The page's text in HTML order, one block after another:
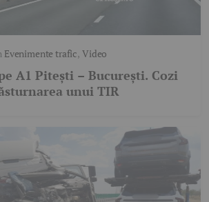
Evenimente trafic,Video
A1 Pitești – București. Cozi
unui TIR